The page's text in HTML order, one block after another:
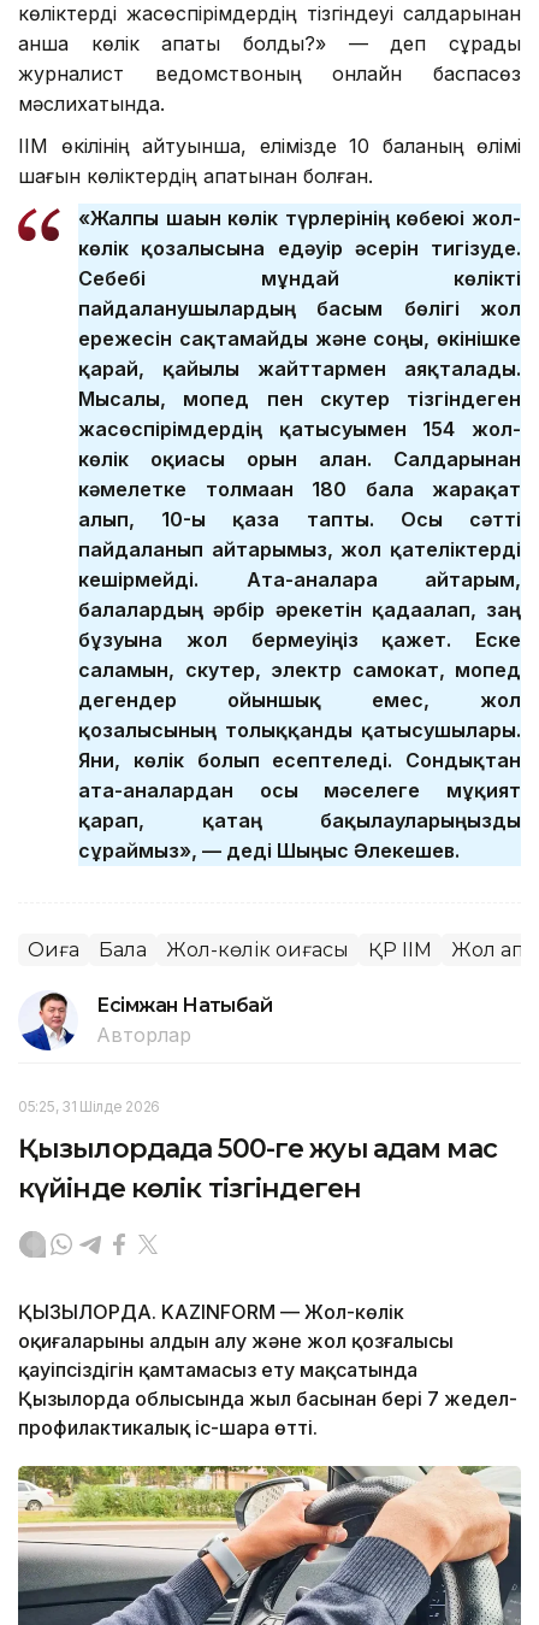
көліктерді жасөспірімдердің тізгіндеуі салдарынан
қанша көлік апаты болды?» — деп сұрады
журналист ведомствоның онлайн баспасөз
мәслихатында.
ІІМ өкілінің айтуынша, елімізде 10 баланың өлімі
шағын көліктердің апатынан болған.
«Жалпы шағын көлік түрлерінің көбеюі жол-
көлік қозғалысына едәуір әсерін тигізуде.
Себебі мұндай көлікті
пайдаланушылардың басым бөлігі жол
ережесін сақтамайды және соңы, өкінішке
қарай, қайғылы жайттармен аяқталады.
Мысалы, мопед пен скутер тізгіндеген
жасөспірімдердің қатысуымен 154 жол-
көлік оқиғасы орын алған. Салдарынан
кәмелетке толмаған 180 бала жарақат
алып, 10-ы қаза тапты. Осы сәтті
пайдаланып айтарымыз, жол қателіктерді
кешірмейді. Ата-аналарға айтарым,
балалардың әрбір әрекетін қадағалап, заң
бұзуына жол бермеуіңіз қажет. Еске
саламын, скутер, электр самокат, мопед
дегендер ойыншық емес, жол
қозғалысының толыққанды қатысушылары.
Яғни, көлік болып есептеледі. Сондықтан
ата-аналардан осы мәселеге мұқият
қарап, қатаң бақылауларыңызды
сұраймыз», — деді Шыңғыс Әлекешев.
Оқиға Бала Жол-көлік оқиғасы ҚР ІІМ Жол
Есімжан Нақтыбай
Авторлар
05:25, 31 Шілде 2026
Қызылордада 500-ге жуық адам мас
күйінде көлік тізгіндеген
ҚЫЗЫЛОРДА. KAZINFORM — Жол-көлік
оқиғаларының алдын алу және жол қозғалысы
қауіпсіздігін қамтамасыз ету мақсатында
Қызылорда облысында жыл басынан бері 7 жедел-
профилактикалық іс-шара өтті.